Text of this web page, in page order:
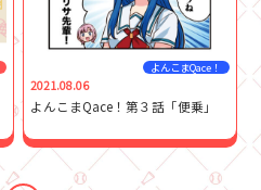
よんこまQace！
2021.08.06
よんこまQace！第３話「便乗」